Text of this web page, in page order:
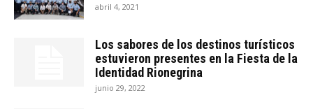
abril 4, 2021
Los sabores de los destinos turísticos
estuvieron presentes en la Fiesta de la
Identidad Rionegrina
junio 29, 2022